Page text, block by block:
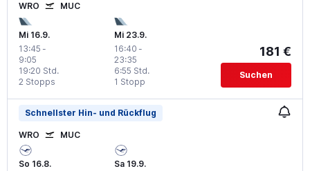
WRO MUC
Mi 16.9.
13:45 -
9:05
2 Stopps
19:20 Std.
Mi 23.9.
16:40 -
23:35
1 Stopp
6:55 Std.
181 €
Suchen
Schnellster Hin- und Rückflug
WRO MUC
So 16.8.
Sa 19.9.